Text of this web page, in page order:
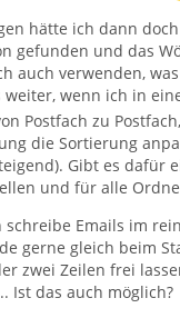
hätte ich dann
gefunden und das
auch verwenden,
weiter, wenn ich in
Postfach zu
die Sortierung
Gibt es dafür
und für alle
schreibe Emails im
gerne gleich beim
zwei Zeilen frei
Ist das auch möglich?